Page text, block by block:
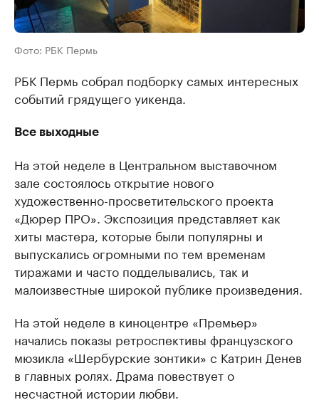
Фото: РБК Пермь
РБК Пермь собрал подборку самых интересных
событий грядущего уикенда.
Все выходные
На этой неделе в Центральном выставочном
зале состоялось открытие нового
художественно-просветительского проекта
«Дюрер ПРО». Экспозиция представляет как
хиты мастера, которые были популярны и
выпускались огромными по тем временам
тиражами и часто подделывались, так и
малоизвестные широкой публике произведения.
На этой неделе в киноцентре «Премьер»
начались показы ретроспективы французского
мюзикла «Шербурские зонтики» с Катрин Денев
в главных ролях. Драма повествует о
несчастной истории любви.